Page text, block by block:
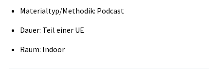
Materialtyp/Methodik: Podcast
Dauer: Teil einer UE
Raum: Indoor